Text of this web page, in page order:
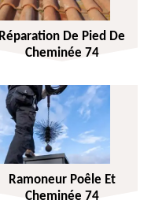
Réparation De Pied De
Cheminée 74
Ramoneur Poêle Et
Cheminée 74